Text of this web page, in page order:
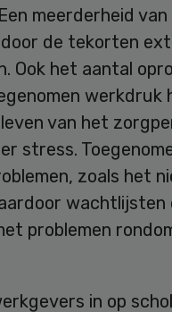
meerderheid
de tekorten
Ook het aantal
werkdruk
van het
stress.
zoals het
wachtlijsten
problemen
in op